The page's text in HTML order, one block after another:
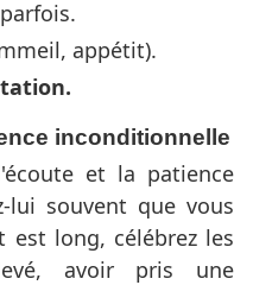
appétit).
inconditionnelle
et la patience
lui souvent que vous
est long, célébrez les
avoir pris une